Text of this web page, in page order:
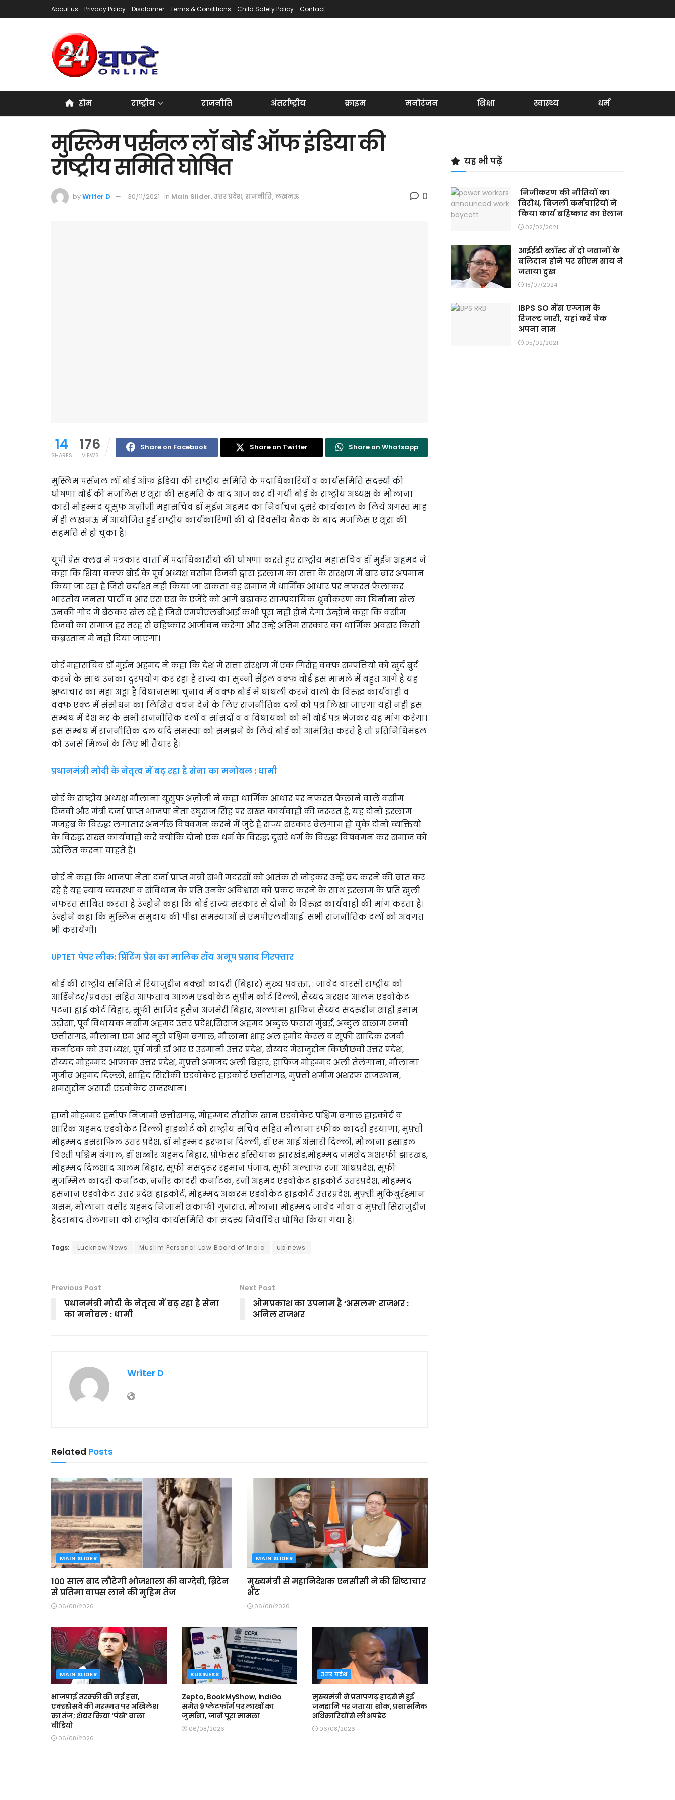
About us Privacy Policy Disclaimer Terms & Conditions Child Safety Policy Contact
होम राष्ट्रीय राजनीति अंतर्राष्ट्रीय क्राइम मनोरंजन शिक्षा स्वास्थ्य धर्म
मुस्लिम पर्सनल लॉ बोर्ड ऑफ इंडिया की
राष्ट्रीय समिति घोषित
byWriter D 30/11/2021 in Main Slider, उत्तर प्रदेश, राजनीति, लखनऊ 0
14
SHARES
176
VIEWS
Share on Facebook Share on Twitter Share on Whatsapp
मुस्लिम पर्सनल लॉ बोर्ड ऑफ इंडिया की राष्ट्रीय समिति के पदाधिकारियों व कार्यसमिति सदस्यों की
घोषणा बोर्ड की मजलिस ए शूरा की सहमति के बाद आज कर दी गयी बोर्ड के राष्ट्रीय अध्यक्ष के मौलाना
कारी मोहम्मद यूसुफ अज़ीज़ी महासचिव डॉ मुईन अहमद का निर्वाचन दूसरे कार्यकाल के लिये अगस्त माह
में ही लखनऊ में आयोजित हुई राष्ट्रीय कार्यकारिणी की दो दिवसीय बैठक के बाद मजलिस ए शूरा की
सहमति से हो चुका है।
यूपी प्रेस क्लब में पत्रकार वार्ता में पदाधिकारीयो की घोषणा करते हुए राष्ट्रीय महासचिव डॉ मुईन अहमद ने
कहा कि शिया वक्फ बोर्ड के पूर्व अध्यक्ष वसीम रिजवी द्वारा इस्लाम का सत्ता के संरक्षण में बार बार अपमान
किया जा रहा है जिसे बर्दाश्त नही किया जा सकता वह समाज मे धार्मिक आधार पर नफरत फैलाकर
भारतीय जनता पार्टी व आर एस एस के एजेंडे को आगे बढ़ाकर साम्प्रदायिक ध्रुवीकरण का घिनौना खेल
उनकी गोद मे बैठकर खेल रहे है जिसे एमपीएलबीआई कभी पूरा नही होने देगा उंन्होने कहा कि वसीम
रिजवी का समाज हर तरह से बहिष्कार आजीवन करेगा और उन्हें अंतिम संस्कार का धार्मिक अवसर किसी
कब्रस्तान में नही दिया जाएगा।
बोर्ड महासचिव डॉ मुईन अहमद ने कहा कि देश मे सत्ता संरक्षण में एक गिरोह वक्फ सम्पत्तियों को खुर्द बुर्द
करने के साथ उनका दुरपयोग कर रहा है राज्य का सुन्नी सेंट्रल वक्फ बोर्ड इस मामले में बहुत आगे है यह
भ्रष्टाचार का महा अड्डा है विधानसभा चुनाव में वक्फ बोर्ड में धांधली करने वालो के विरुद्ध कार्यवाही व
वक्फ एक्ट में संसोधन का लिखित वचन देने के लिए राजनीतिक दलों को पत्र लिखा जाएगा यही नही इस
सम्बंध में देश भर के सभी राजनीतिक दलों व सांसदों व व विधायको को भी बोर्ड पत्र भेजकर यह मांग करेगा।
इस सम्बंध में राजनीतिक दल यदि समस्या को समझने के लिये बोर्ड को आमंत्रित करते है तो प्रतिनिधिमंडल
को उनसे मिलने के लिए भी तैयार है।
प्रधानमंत्री मोदी के नेतृत्व में बढ़ रहा है सेना का मनोबल : धामी
बोर्ड के राष्ट्रीय अध्यक्ष मौलाना यूसुफ अज़ीज़ी ने कहा धार्मिक आधार पर नफरत फैलाने वाले वसीम
रिजवी और मंत्री दर्जा प्राप्त भाजपा नेता रघुराज सिंह पर सख्त कार्यवाही की जरूरत है, यह दोनो इस्लाम
मजहब के विरुद्ध लगातार अनर्गल विषवमन करने में जुटे है राज्य सरकार बेलगाम हो चुके दोनो व्यक्तियों
के विरुद्ध सख्त कार्यवाही करे क्योंकि दोनों एक धर्म के विरुद्ध दूसरे धर्म के विरुद्ध विषवमन कर समाज को
उद्देलित करना चाहते है।
बोर्ड ने कहा कि भाजपा नेता दर्जा प्राप्त मंत्री सभी मदरसों को आतंक से जोड़कर उन्हें बंद करने की बात कर
रहे है यह न्याय व्यवस्था व संविधान के प्रति उनके अविश्वास को प्रकट करने के साथ इस्लाम के प्रति खुली
नफरत साबित करता है उंन्होने कहा कि बोर्ड राज्य सरकार से दोनो के विरुद्ध कार्यवाही की मांग करता है।
उंन्होने कहा कि मुस्लिम समुदाय की पीड़ा समस्याओं से एमपीएलबीआई सभी राजनीतिक दलों को अवगत
भी करायेगी।
UPTET पेपर लीक: प्रिंटिंग प्रेस का मालिक रॉय अनूप प्रसाद गिरफ्तार
बोर्ड की राष्ट्रीय समिति में रियाजुद्दीन बक्खो कादरी (बिहार) मुख्य प्रवक्ता, : जावेद वारसी राष्ट्रीय को
आर्डिनेटर/प्रवक्ता सहित आफताब आलम एडवोकेट सुप्रीम कोर्ट दिल्ली, सैय्यद अरशद आलम एडवोकेट
पटना हाई कोर्ट बिहार, सूफी साजिद हुसैन अजमेरी बिहार, अल्लामा हाफिज सैय्यद सदरुद्दीन शाही इमाम
उड़ीसा, पूर्व विधायक नसीम अहमद उत्तर प्रदेश,सिराज अहमद अब्दुल फरास मुंबई, अब्दुल सलाम रजवी
छत्तीसगढ़, मौलाना एम आर नूरी पश्चिम बंगाल, मौलाना शाह अल हमीद केरल व सूफी सादिक रजवी
कर्नाटक को उपाध्यक्ष, पूर्व मंत्री डॉ आर ए उस्मानी उत्तर प्रदेश, सैय्यद मेराजुद्दीन किछौछवी उत्तर प्रदेश,
सैय्यद मोहम्मद आफाक उत्तर प्रदेश, मुफ़्ती अमजद अली बिहार, हाफिज मोहम्मद अली तेलंगाना, मौलाना
मुजीब अहमद दिल्ली, शाहिद सिद्दीकी एडवोकेट हाइकोर्ट छत्तीसगढ़, मुफ़्ती शमीम अशरफ राजस्थान,
शमसुद्दीन अंसारी एडवोकेट राजस्थान।
हाजी मोहम्मद हनीफ निजामी छत्तीसगढ़, मोहम्मद तौसीफ खान एडवोकेट पश्चिम बंगाल हाइकोर्ट व
शारिक अहमद एडवोकेट दिल्ली हाइकोर्ट को राष्ट्रीय सचिव सहित मौलाना रफीक कादरी हरयाणा, मुफ़्ती
मोहम्मद इसराफिल उत्तर प्रदेश, डॉ मोहम्मद इरफान दिल्ली, डॉ एम आई अंसारी दिल्ली, मौलाना इस्राइल
चिश्ती पश्चिम बंगाल, डॉ शब्बीर अहमद बिहार, प्रोफेसर इस्तियाक झारखंड,मोहम्मद जमशेद अशरफी झारखंड,
मोहम्मद दिलशाद आलम बिहार, सूफी मसदुरूर रहमान पंजाब, सूफी अल्ताफ रजा आंध्रप्रदेश, सूफी
मुजम्मिल कादरी कर्नाटक, नजीर कादरी कर्नाटक, रजी अहमद एडवोकेट हाइकोर्ट उत्तरप्रदेश, मोहम्मद
हसनान एडवोकेट उत्तर प्रदेश हाइकोर्ट, मोहम्मद अकरम एडवोकेट हाइकोर्ट उत्तरप्रदेश, मुफ़्ती मुकिबुर्रह्मान
असम, मौलाना बसीर अहमद निजामी शकाफी गुजरात, मौलाना मोहम्मद जावेद गोवा व मुफ़्ती सिराजुद्दीन
हैदराबाद तेलंगाना को राष्ट्रीय कार्यसमिति का सदस्य निर्वाचित घोषित किया गया है।
Tags: Lucknow News Muslim Personal Law Board of India up news
Previous Post
प्रधानमंत्री मोदी के नेतृत्व में बढ़ रहा है सेना
का मनोबल : धामी
Next Post
ओमप्रकाश का उपनाम है ‘असलम’ राजभर :
अनिल राजभर
Writer D
Related Posts
MAIN SLIDER
100 साल बाद लौटेगी भोजशाला की वाग्देवी, ब्रिटेन
से प्रतिमा वापस लाने की मुहिम तेज
06/08/2026
MAIN SLIDER
मुख्यमंत्री से महानिदेशक एनसीसी ने की शिष्टाचार
भेंट
06/08/2026
MAIN SLIDER
भाजपाई तरक्की की नई हवा,
एक्सप्रेसवे की मरम्मत पर अखिलेश
का तंज; शेयर किया ‘पंखे’ वाला
वीडियो
06/08/2026
BUSINESS
Zepto, BookMyShow, IndiGo
समेत 9 प्लेटफॉर्म पर लाखों का
जुर्माना, जानें पूरा मामला
06/08/2026
उत्तर प्रदेश
मुख्यमंत्री ने प्रतापगढ़ हादसे में हुई
जनहानि पर जताया शोक, प्रशासनिक
अधिकारियों से ली अपडेट
06/08/2026
यह भी पढ़ें
निजीकरण की नीतियों का
विरोध, बिजली कर्मचारियों ने
किया कार्य बहिष्कार का ऐलान
02/02/2021
आईईडी ब्लाॅस्ट में दाे जवानों के
बलिदान हाेने पर सीएम साय ने
जताया दुख
18/07/2024
IBPS SO मेंस एग्जाम के
रिजल्ट जारी, यहां करें चेक
अपना नाम
05/02/2021